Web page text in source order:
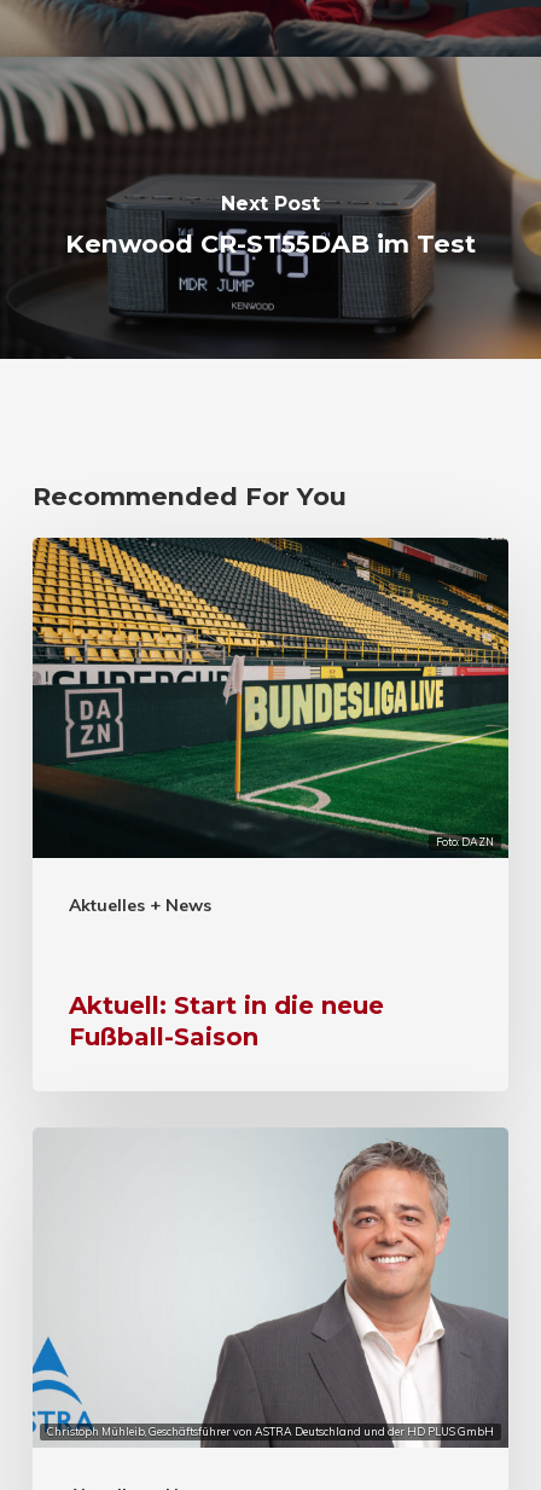
Next Post
Kenwood CR-ST55DAB im Test
Recommended For You
Foto: DAZN
Aktuelles + News
Aktuell: Start in die neue
Fußball-Saison
Christoph Mühleib, Geschäftsführer von ASTRA Deutschland und der HD PLUS GmbH